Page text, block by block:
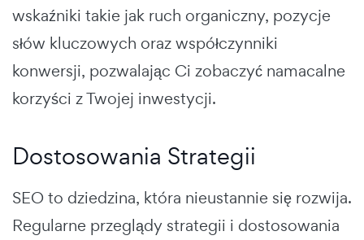
wskaźniki takie jak ruch organiczny, pozycje
słów kluczowych oraz współczynniki
konwersji, pozwalając Ci zobaczyć namacalne
korzyści z Twojej inwestycji.
Dostosowania Strategii
SEO to dziedzina, która nieustannie się rozwija.
Regularne przeglądy strategii i dostosowania